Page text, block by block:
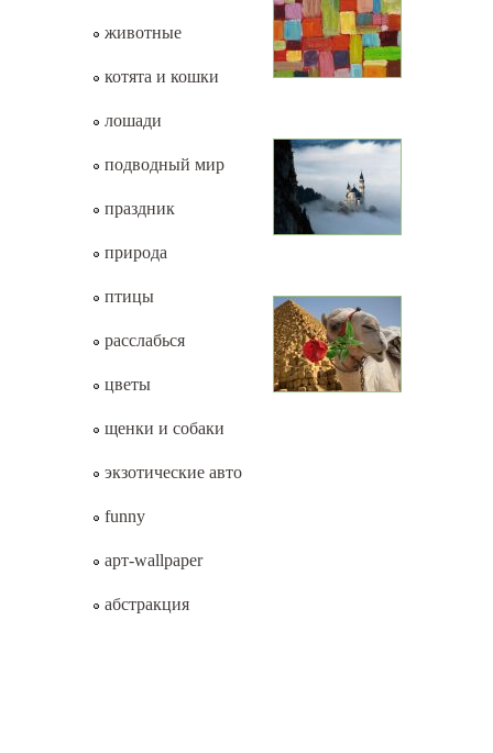
животные
котята и кошки
лошади
подводный мир
праздник
природа
птицы
расслабься
цветы
щенки и собаки
экзотические авто
funny
арт-wallpaper
абстракция